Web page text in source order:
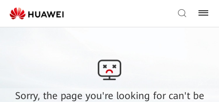
Sorry, the page you're looking for can't be